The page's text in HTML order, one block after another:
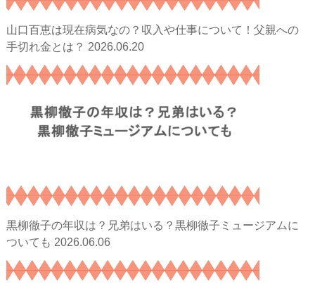
山口百恵は現在病気なの？収入や仕事について！父親への
手切れ金とは？ 2026.06.20
黒柳徹子の年収は？兄弟はいる？黒柳徹子ミュージアムに
ついても 2026.06.06